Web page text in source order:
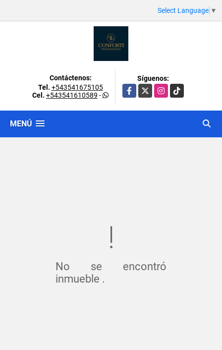
Select Language ▼
Contáctenos:
Tel. +543541675105
Cel. +543541610589 -
Síguenos:
Facebook
X Instagram
TikTok
MENÚ
No se encontró
inmueble .